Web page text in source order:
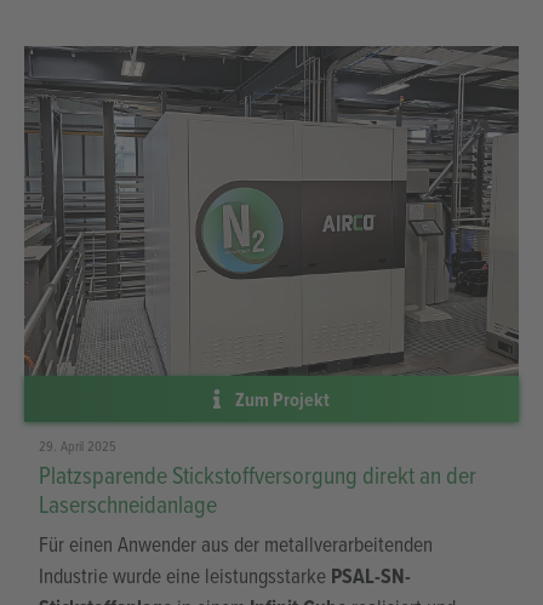
BeiHeizomat – Gerätebau + Energiesysteme GmbH
wurde ein bedeutender Meilenstein erreicht: die feierliche
Eröffnung der neuenGreen Smart Factory. Ein Projekt,
das eindrucksvoll zeigt, wie zukunftsorientierte
Produktion, nachhaltiges Wirtschaften und
unternehmerische Verantwortung miteinander
verschmelzen können.